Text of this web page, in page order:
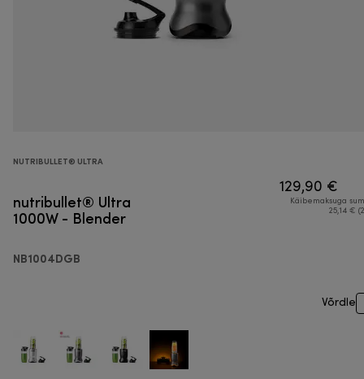
NUTRIBULLET® ULTRA
nutribullet® Ultra
1000W - Blender
NB1004DGB
129,90 €
Käibemaksuga
25,14 €
Võrdle